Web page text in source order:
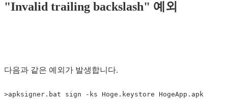
"Invalid trailing backslash" 예외
다음과 같은 예외가 발생합니다.
>apksigner.bat sign -ks Hoge.keystore HogeApp.apk